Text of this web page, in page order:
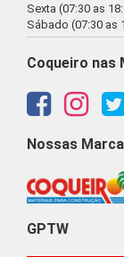
Sexta (07:30 as
Sábado (07:30 as
Coqueiro nas
Nossas
GPTW